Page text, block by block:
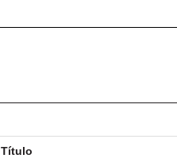
Título